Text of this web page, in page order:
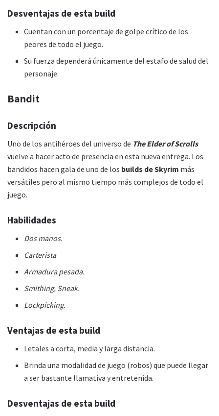
Desventajas de esta build
Cuentan con un porcentaje de golpe crítico de los
peores de todo el juego.
Su fuerza dependerá únicamente del estafo de salud del
personaje.
Bandit
Descripción
Uno de los antihéroes del universo de The Elder of Scrolls
vuelve a hacer acto de presencia en esta nueva entrega. Los
bandidos hacen gala de uno de los builds de Skyrim más
versátiles pero al mismo tiempo más complejos de todo el
juego.
Habilidades
Dos manos.
Carterista
Armadura pesada.
Smithing, Sneak.
Lockpicking.
Ventajas de esta build
Letales a corta, media y larga distancia.
Brinda una modalidad de juego (robos) que puede llegar
a ser bastante llamativa y entretenida.
Desventajas de esta build